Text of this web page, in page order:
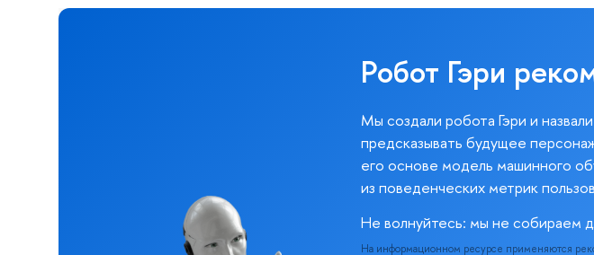
Робот Гэри
Мы создали робота Гэри и
предсказывать будущее
его основе модель машинного
из поведенческих метрик
Не волнуйтесь: мы не собираем
На информационном ресурсе применяются